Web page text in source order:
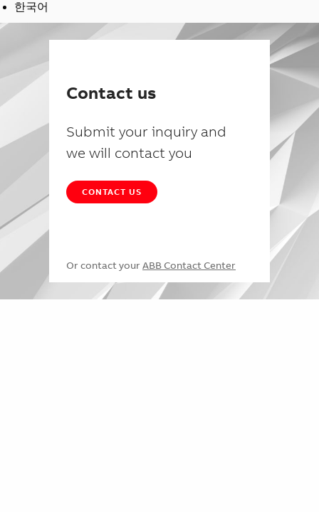
한국어
Contact us
Submit your inquiry and
we will contact you
CONTACT US
Or contact your ABB Contact Center